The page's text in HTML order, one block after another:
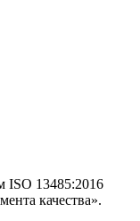
ISO 13485:2016
качества».